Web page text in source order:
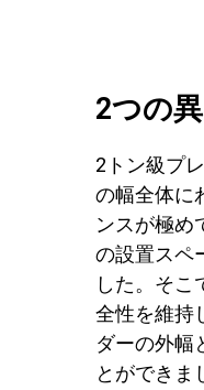
2つの
2トン級プ
の幅全体に
ンスが極め
の設置スペ
した。そ
全性を維持
ダーの外幅
とができま